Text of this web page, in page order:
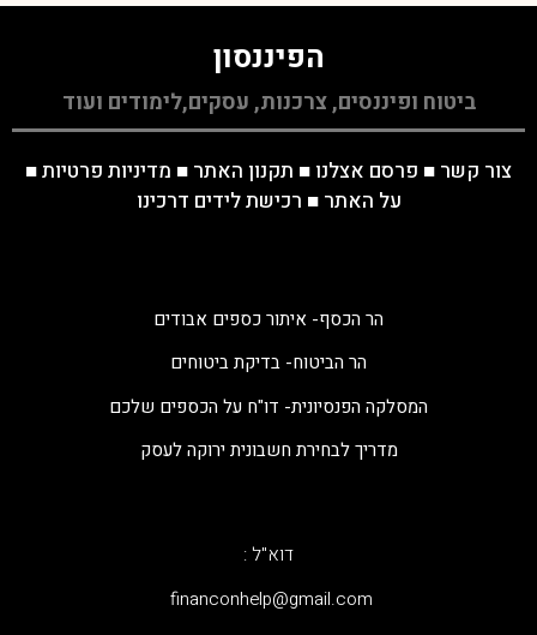
הפיננסון
ביטוח ופיננסים, צרכנות, עסקים,לימודים ועוד
צור קשר ■ פרסם אצלנו ■ תקנון האתר ■ מדיניות פרטיות■
על האתר ■ רכישת לידים דרכינו
הר הכסף- איתור כספים אבודים
הר הביטוח- בדיקת ביטוחים
המסלקה הפנסיונית- דו"ח על הכספים שלכם
מדריך לבחירת חשבונית ירוקה לעסק
דוא"ל :
‫financonhelp@gmail.com‬